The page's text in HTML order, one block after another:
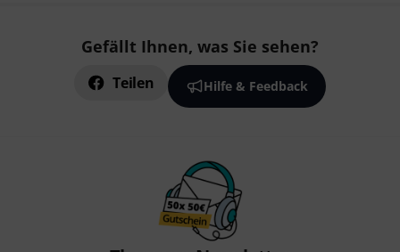
Gefällt Ihnen, was Sie sehen?
Teilen Hilfe & Feedback